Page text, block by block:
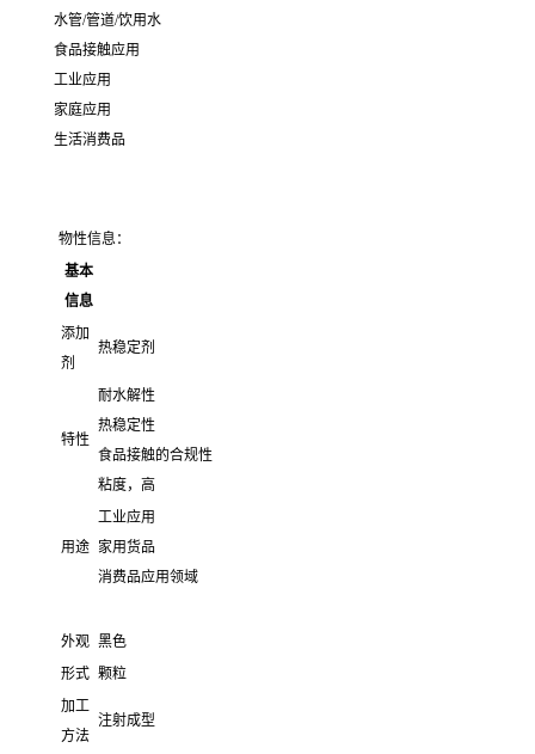
水管/管道/饮用水
食品接触应用
工业应用
家庭应用
生活消费品
物性信息：
基本
信息
添加
剂
热稳定剂
特性
耐水解性
热稳定性
食品接触的合规性
粘度，高
用途
工业应用
家用货品
消费品应用领域
外观 黑色
形式 颗粒
加工
方法
注射成型